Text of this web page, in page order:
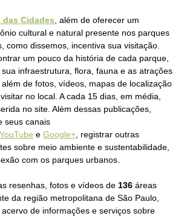
das Cidades , além de oferecer um
cultural e natural presente nos parques
como dissemos, incentiva sua visitação.
um pouco da história de cada parque,
infraestrutura, flora, fauna e as atrações
de fotos, vídeos, mapas de localização
no local. A cada 15 dias, em média,
no site. Além dessas publicações,
seus canais
YouTube e Google+ , registrar outras
sobre meio ambiente e sustentabilidade,
com os parques urbanos.
resenhas, fotos e vídeos de 136 áreas
da região metropolitana de São Paulo,
de informações e serviços sobre